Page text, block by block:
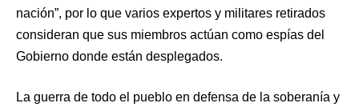
nación”, por lo que varios expertos y militares retirados
consideran que sus miembros actúan como espías del
Gobierno donde están desplegados.
La guerra de todo el pueblo en defensa de la soberanía y